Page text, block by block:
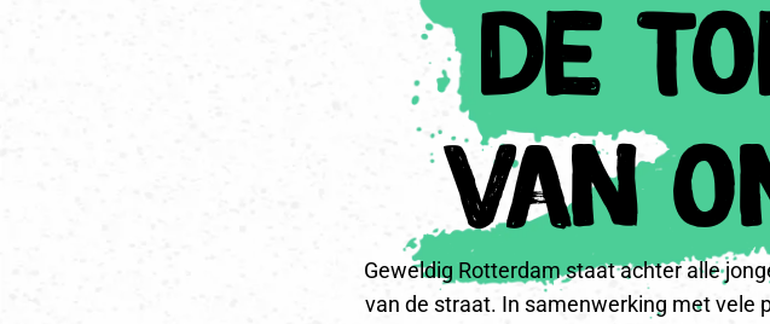
de
van
Geweldig Rotterdam staat achter alle
van de straat. In samenwerking met vele